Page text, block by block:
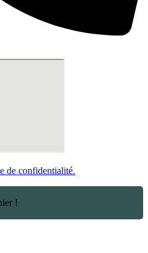
de confidentialité.
!